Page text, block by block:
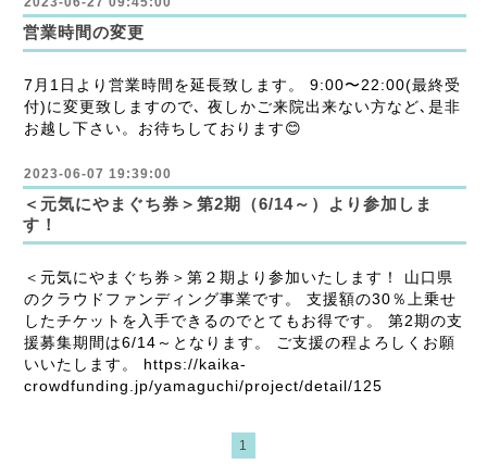
営業時間の変更
7月1日より営業時間を延長致します。 9:00〜22:00(最終受
付)に変更致しますので､ 夜しかご来院出来ない方など､是非
お越し下さい。お待ちしております😊
2023-06-07 19:39:00
＜元気にやまぐち券＞第2期（6/14～）より参加しま
す！
＜元気にやまぐち券＞第２期より参加いたします！ 山口県
のクラウドファンディング事業です。 支援額の30％上乗せ
したチケットを入手できるのでとてもお得です。 第2期の支
援募集期間は6/14～となります。 ご支援の程よろしくお願
いいたします。 https://kaika-
crowdfunding.jp/yamaguchi/project/detail/125 ​
1